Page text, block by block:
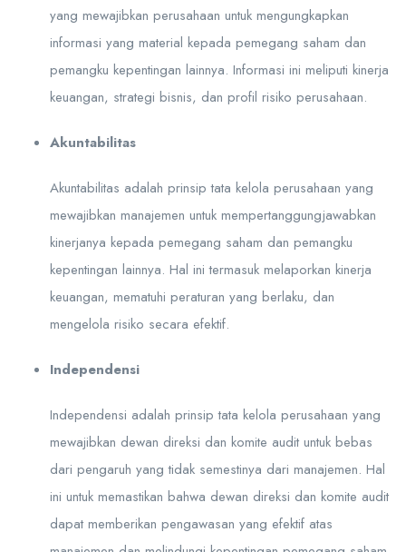
yang mewajibkan perusahaan untuk mengungkapkan
informasi yang material kepada pemegang saham dan
pemangku kepentingan lainnya. Informasi ini meliputi kinerja
keuangan, strategi bisnis, dan profil risiko perusahaan.
Akuntabilitas
Akuntabilitas adalah prinsip tata kelola perusahaan yang
mewajibkan manajemen untuk mempertanggungjawabkan
kinerjanya kepada pemegang saham dan pemangku
kepentingan lainnya. Hal ini termasuk melaporkan kinerja
keuangan, mematuhi peraturan yang berlaku, dan
mengelola risiko secara efektif.
Independensi
Independensi adalah prinsip tata kelola perusahaan yang
mewajibkan dewan direksi dan komite audit untuk bebas
dari pengaruh yang tidak semestinya dari manajemen. Hal
ini untuk memastikan bahwa dewan direksi dan komite audit
dapat memberikan pengawasan yang efektif atas